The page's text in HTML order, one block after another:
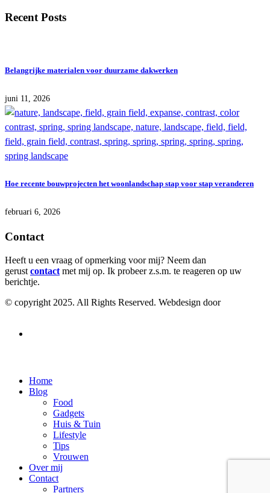
Recent Posts
Belangrijke materialen voor duurzame dakwerken
juni 11, 2026
Hoe recente bouwprojecten het woonlandschap stap voor stap veranderen
februari 6, 2026
Contact
Heeft u een vraag of opmerking voor mij? Neem dan
gerust contact met mij op. Ik probeer z.s.m. te reageren op uw
berichtje.
© copyright 2025. All Rights Reserved. Webdesign door
Home
Blog
Food
Gadgets
Huis & Tuin
Lifestyle
Tips
Vrouwen
Over mij
Contact
Partners